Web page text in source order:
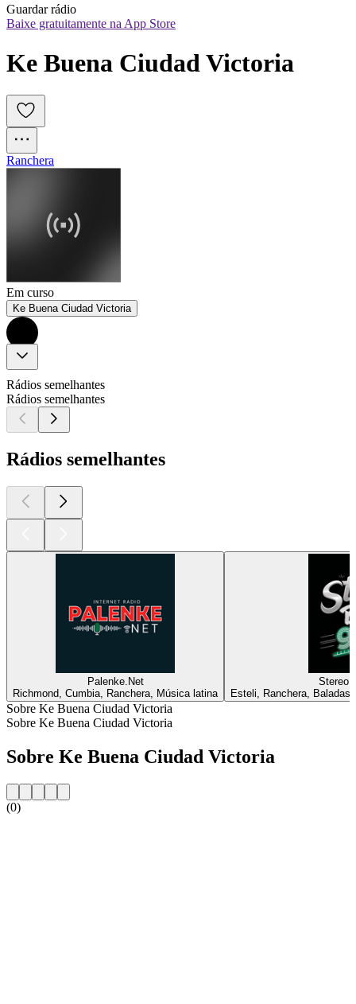
Guardar rádio
Baixe gratuitamente na App Store
Ke Buena Ciudad Victoria
Ranchera
Em curso
Ke Buena Ciudad Victoria
Rádios semelhantes
Rádios semelhantes
Rádios semelhantes
Palenke.Net
Richmond, Cumbia, Ranchera, Música latina
Stereo
Esteli, Ranchera,
Sobre Ke Buena Ciudad Victoria
Sobre Ke Buena Ciudad Victoria
Sobre Ke Buena Ciudad Victoria
(0)